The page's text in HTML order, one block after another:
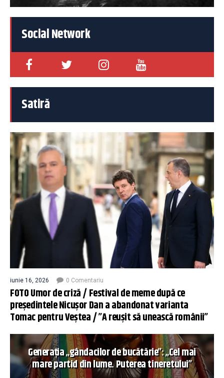
Social Network
Satiră
iunie 16, 2026 0 Comentariu
FOTO Umor de criză / Festival de meme după ce
președintele Nicușor Dan a abandonat varianta
Tomac pentru Veștea / ”A reușit să unească românii”
Generația „gândacilor de bucătărie”: „Cel mai
mare partid din lume. Puterea tineretului”